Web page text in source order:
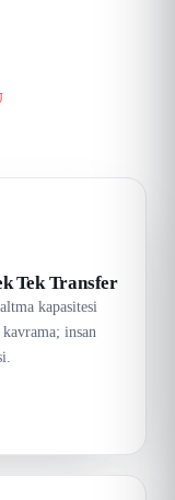
Tek Transfer
kapasitesi
insan